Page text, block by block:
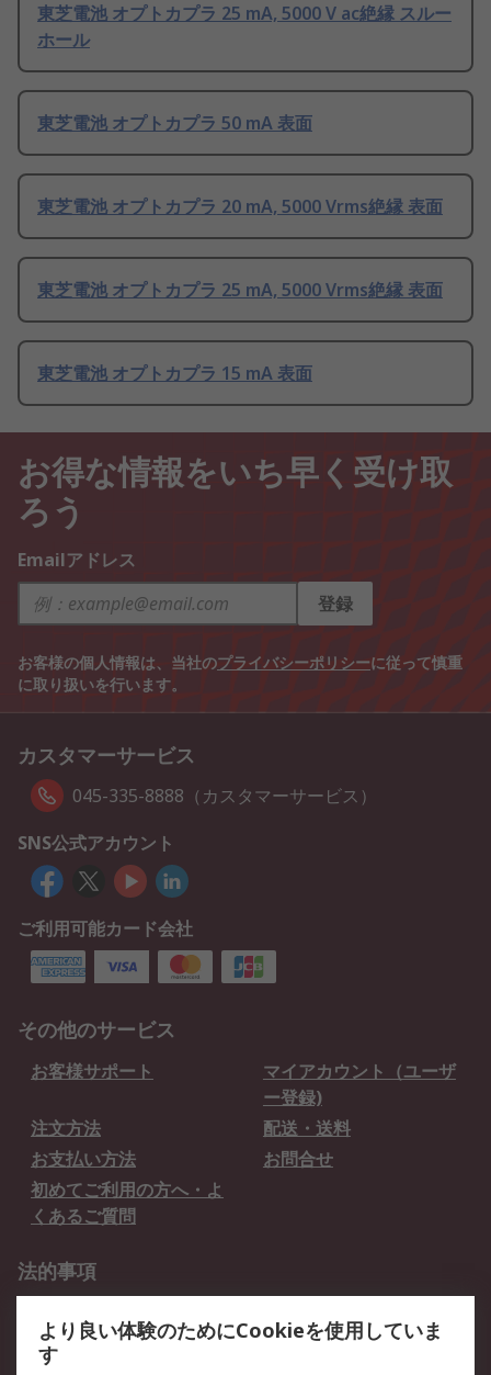
東芝電池 オプトカプラ 25 mA, 5000 V ac絶縁 スルー
ホール
東芝電池 オプトカプラ 50 mA 表面
東芝電池 オプトカプラ 20 mA, 5000 Vrms絶縁 表面
東芝電池 オプトカプラ 25 mA, 5000 Vrms絶縁 表面
東芝電池 オプトカプラ 15 mA 表面
お得な情報をいち早く受け取
ろう
Emailアドレス
登録
お客様の個人情報は、当社のプライバシーポリシーに従って慎重
に取り扱いを行います。
カスタマーサービス
045-335-8888（カスタマーサービス）
SNS公式アカウント
ご利用可能カード会社
その他のサービス
お客様サポート
マイアカウント（ユーザ
ー登録)
注文方法
配送・送料
お支払い方法
お問合せ
初めてご利用の方へ・よ
くあるご質問
法的事項
クッキーポリシー
より良い体験のためにCookieを使用していま
す